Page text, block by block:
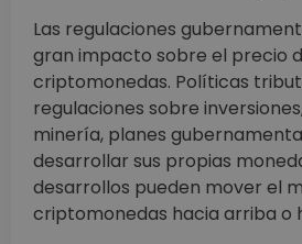
Las regulaciones
gran impacto sobre el precio
criptomonedas. Políticas
regulaciones sobre
minería, planes
desarrollar sus propias
desarrollos pueden mover el
criptomonedas hacia arriba o